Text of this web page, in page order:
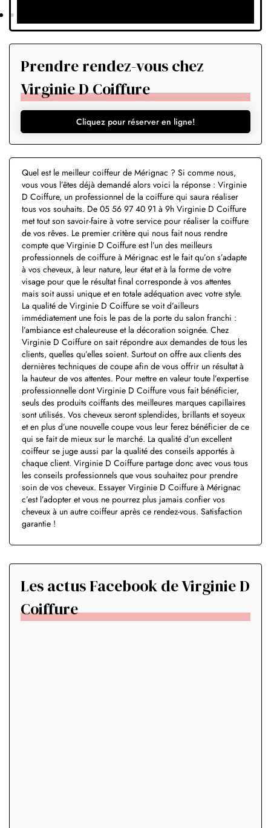
Prendre rendez-vous chez
Virginie D Coiffure
Cliquez pour réserver en ligne!
Quel est le meilleur coiffeur de Mérignac ? Si comme nous,
vous vous l’êtes déjà demandé alors voici la réponse : Virginie
D Coiffure, un professionnel de la coiffure qui saura réaliser
tous vos souhaits. De 05 56 97 40 91 à 9h Virginie D Coiffure
met tout son savoir-faire à votre service pour réaliser la coiffure
de vos rêves. Le premier critère qui nous fait nous rendre
compte que Virginie D Coiffure est l’un des meilleurs
professionnels de coiffure à Mérignac est le fait qu’on s’adapte
à vos cheveux, à leur nature, leur état et à la forme de votre
visage pour que le résultat final corresponde à vos attentes
mais soit aussi unique et en totale adéquation avec votre style.
La qualité de Virginie D Coiffure se voit d’ailleurs
immédiatement une fois le pas de la porte du salon franchi :
l’ambiance est chaleureuse et la décoration soignée. Chez
Virginie D Coiffure on sait répondre aux demandes de tous les
clients, quelles qu’elles soient. Surtout on offre aux clients des
dernières techniques de coupe afin de vous offrir un résultat à
la hauteur de vos attentes. Pour mettre en valeur toute l’expertise
professionnelle dont Virginie D Coiffure vous fait bénéficier,
seuls des produits coiffants des meilleures marques capillaires
sont utilisés. Vos cheveux seront splendides, brillants et soyeux
et en plus d’une nouvelle coupe vous leur ferez bénéficier de ce
qui se fait de mieux sur le marché. La qualité d’un excellent
coiffeur se juge aussi par la qualité des conseils apportés à
chaque client. Virginie D Coiffure partage donc avec vous tous
les conseils professionnels que vous souhaitez pour prendre
soin de vos cheveux. Essayer Virginie D Coiffure à Mérignac
c’est l’adopter et vous ne pourrez plus jamais confier vos
cheveux à un autre coiffeur après ce rendez-vous. Satisfaction
garantie !
Les actus Facebook de Virginie D
Coiffure